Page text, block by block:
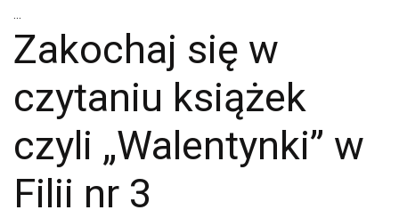
Zakochaj się w
czytaniu książek
czyli „Walentynki” w
Filii nr 3